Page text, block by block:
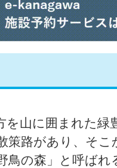
を山に囲まれた緑
策路があり、そ
鳥の森」と呼ば